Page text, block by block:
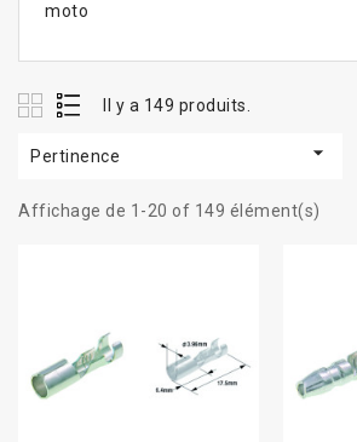
moto
Il y a 149 produits.
Pertinence 
Affichage de 1-20 of 149 élément(s)